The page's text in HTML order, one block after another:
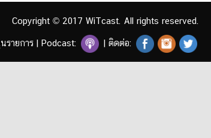
Copyright © 2017 WiTcast. All rights reserved.
รายการ | Podcast: | ติดต่อ: